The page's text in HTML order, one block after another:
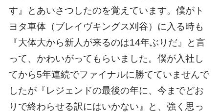
す』とあいさつしたのを覚えています。僕がト
ヨタ車体（ブレイヴキングス刈谷）に入る時も
『大体大から新人が来るのは14年ぶりだ』と言
って、かわいがってもらいました。僕が入社し
てから5年連続でファイナルに勝てていませんで
したが『レジェンドの最後の年に、今までどお
りで終わらせる訳にはいかない』と、強く思っ